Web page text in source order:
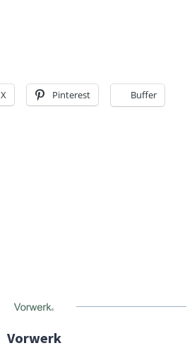
X Pinterest Buffer
Vorwerk